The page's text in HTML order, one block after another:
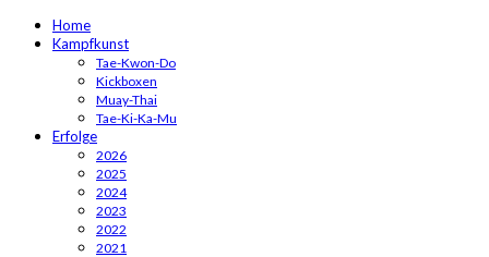
Home
Kampfkunst
Tae-Kwon-Do
Kickboxen
Muay-Thai
Tae-Ki-Ka-Mu
Erfolge
2026
2025
2024
2023
2022
2021